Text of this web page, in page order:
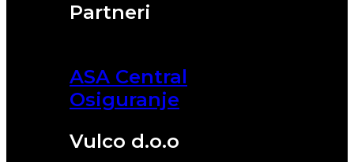
Partneri
ASA Central
Osiguranje
Vulco d.o.o